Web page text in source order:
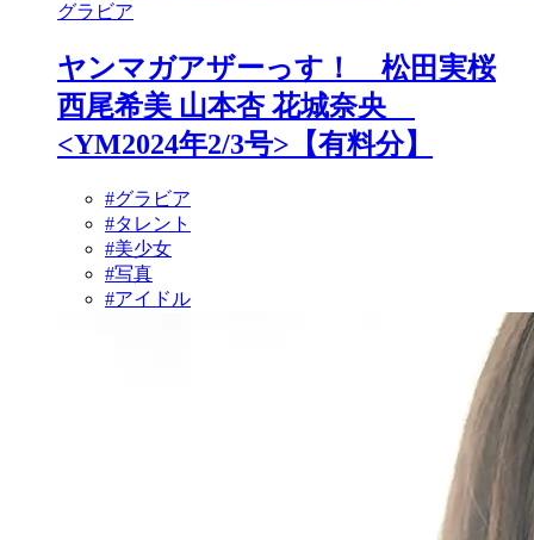
グラビア
ヤンマガアザーっす！ 松田実桜
西尾希美 山本杏 花城奈央
<YM2024年2/3号>【有料分】
#グラビア
#タレント
#美少女
#写真
#アイドル